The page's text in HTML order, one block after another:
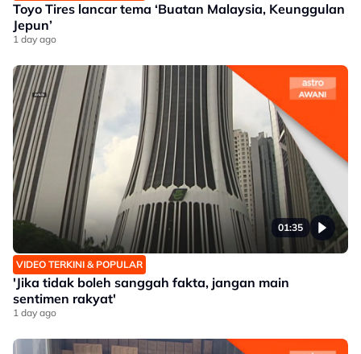
Toyo Tires lancar tema ‘Buatan Malaysia, Keunggulan
Jepun’
1 day ago
01:35
VIDEO TERKINI & POPULAR
'Jika tidak boleh sanggah fakta, jangan main
sentimen rakyat'
1 day ago